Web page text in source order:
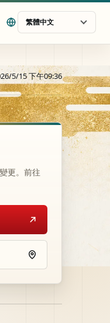
繁體中文
5/15 下午09:36
更。前往